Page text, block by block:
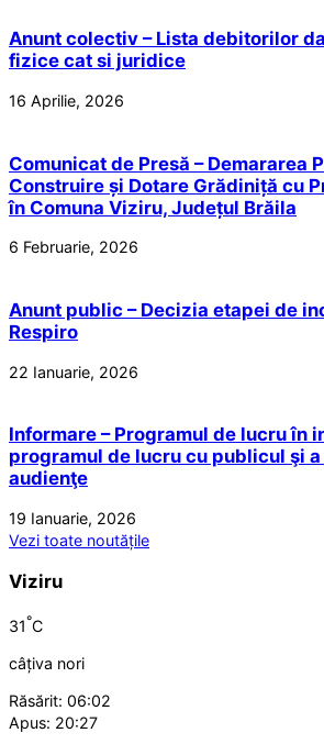
Anunt colectiv – Lista debitorilor
fizice cat si juridice
16 Aprilie, 2026
Comunicat de Presă – Demararea
Construire și Dotare Grădiniță cu
în Comuna Viziru, Județul Brăila
6 Februarie, 2026
Anunt public – Decizia etapei de
Respiro
22 Ianuarie, 2026
Informare – Programul de lucru în
programul de lucru cu publicul şi
audienţe
19 Ianuarie, 2026
Vezi toate noutățile
Viziru
31°C
câțiva nori
Răsărit: 06:02
Apus: 20:27